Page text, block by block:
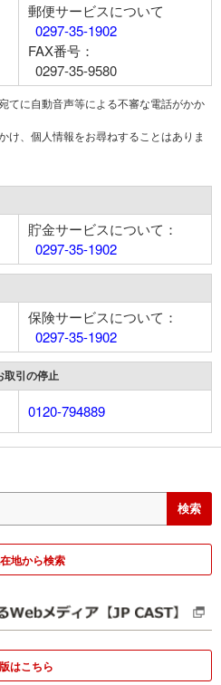
郵便サービスについて
0297-35-1902
FAX番号：
0297-35-9580
てに自動音声等による不審な電話がかか
け、個人情報をお尋ねすることはありま
貯金サービスについて：
0297-35-1902
保険サービスについて：
0297-35-1902
取引の停止
0120-794889
地から検索
はこちら